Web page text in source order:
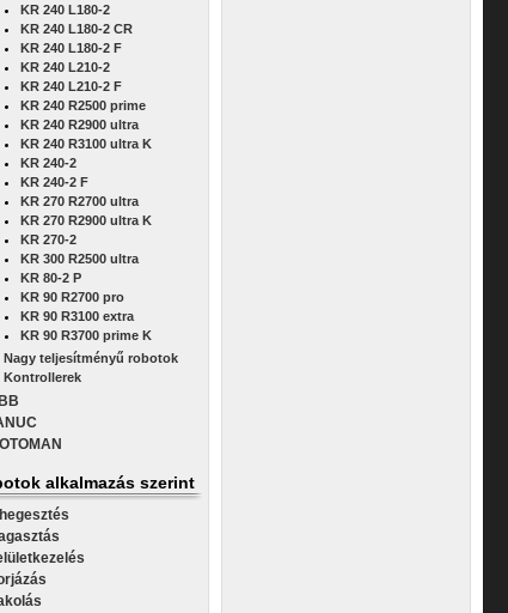
KR 240 L180-2
KR 240 L180-2 CR
KR 240 L180-2 F
KR 240 L210-2
KR 240 L210-2 F
KR 240 R2500 prime
KR 240 R2900 ultra
KR 240 R3100 ultra K
KR 240-2
KR 240-2 F
KR 270 R2700 ultra
KR 270 R2900 ultra K
KR 270-2
KR 300 R2500 ultra
KR 80-2 P
KR 90 R2700 pro
KR 90 R3100 extra
KR 90 R3700 prime K
Nagy teljesítményű robotok
Kontrollerek
alkalmazás szerint